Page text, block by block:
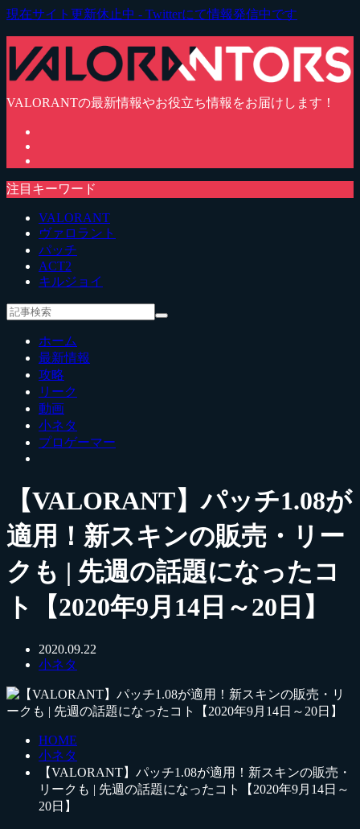
現在サイト更新休止中 - Twitterにて情報発信中です
VALORANTの最新情報やお役立ち情報をお届けします！
注目キーワード
VALORANT
ヴァロラント
パッチ
ACT2
キルジョイ
ホーム
最新情報
攻略
リーク
動画
小ネタ
プロゲーマー
【VALORANT】パッチ1.08が
適用！新スキンの販売・リー
クも | 先週の話題になったコ
ト【2020年9月14日～20日】
2020.09.22
小ネタ
HOME
小ネタ
【VALORANT】パッチ1.08が適用！新スキンの販売・
リークも | 先週の話題になったコト【2020年9月14日～
20日】